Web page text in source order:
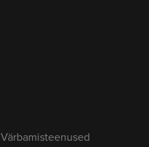
Värbamisteenused